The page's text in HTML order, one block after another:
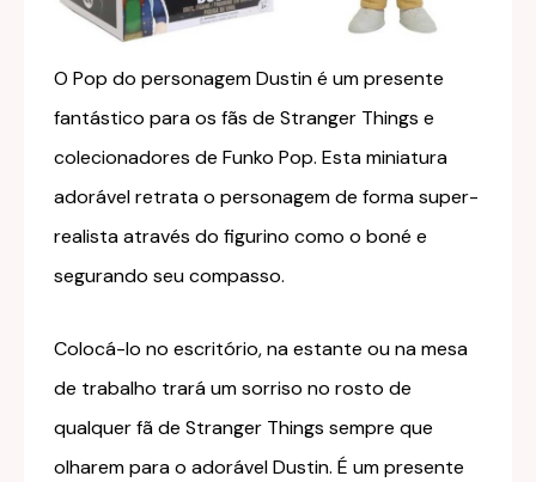
O Pop do personagem Dustin é um presente
fantástico para os fãs de Stranger Things e
colecionadores de Funko Pop. Esta miniatura
adorável retrata o personagem de forma super-
realista através do figurino como o boné e
segurando seu compasso.
Colocá-lo no escritório, na estante ou na mesa
de trabalho trará um sorriso no rosto de
qualquer fã de Stranger Things sempre que
olharem para o adorável Dustin. É um presente